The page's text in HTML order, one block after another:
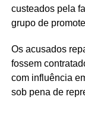
custeados pela
grupo de
Os acusados
fossem
com influência
sob pena de